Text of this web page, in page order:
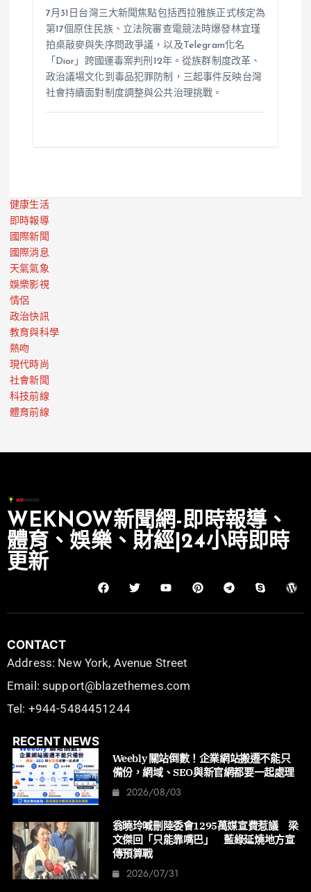
7月31日台灣三大新聞焦點包括西拉雅族正式核定為
第17個原住民族、立法院審查電競法時爆發林宜瑾
拍桌敲麥與失序問政爭議，以及Telegram化名
「Dior」跨國運毒案判刑12年。從族群制度改革、
政治議場文化到毒品犯罪防制，三起事件反映台灣
社會持續面對制度調整與公共治理挑戰。
健康生活
即時報導
國際新聞
國際消息
天氣氣象
娛樂影視
情侶
政治快訊
教育與科學
熱吻
現代時尚
社會新聞
科技前線
體育前線
WEKNOW新聞網-即時報導、
體育、娛樂、財經|24小時即時
更新
CONTACT
Address: New York, Avenue Street
Email: support@blazethemes.com
Tel: +944-5484451244
RECENT NEWS
Weebly 關站倒數！企業網站搬遷不能只
備份，網域、SEO與新官網都要一起處理
2026/08/03
翁曉玲喊刪陸委會1295萬媒宣費惹議 梁
文傑回「只能靠嘴巴」 藍綠延燒地方宣
傳預算戰
2026/07/31